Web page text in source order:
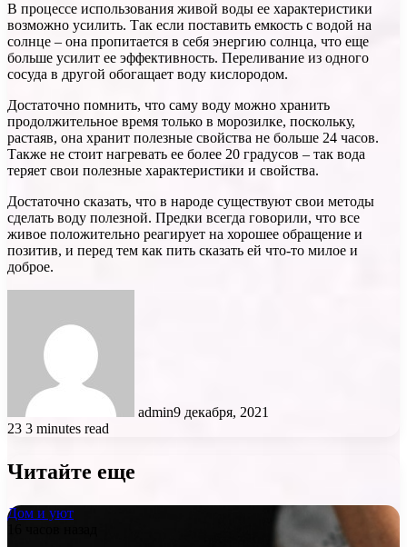
В процессе использования живой воды ее характеристики
возможно усилить. Так если поставить емкость с водой на
солнце – она пропитается в себя энергию солнца, что еще
больше усилит ее эффективность. Переливание из одного
сосуда в другой обогащает воду кислородом.
Достаточно помнить, что саму воду можно хранить
продолжительное время только в морозилке, поскольку,
растаяв, она хранит полезные свойства не больше 24 часов.
Также не стоит нагревать ее более 20 градусов – так вода
теряет свои полезные характеристики и свойства.
Достаточно сказать, что в народе существуют свои методы
сделать воду полезной. Предки всегда говорили, что все
живое положительно реагирует на хорошее обращение и
позитив, и перед тем как пить сказать ей что-то милое и
доброе.
admin9 декабря, 2021
23 3 minutes read
Читайте еще
Дом и уют